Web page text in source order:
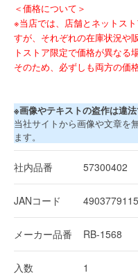
＜価格について＞
※当店では、店舗とネットス
すが、それぞれの在庫状況や
トストア限定で価格が異なる
そのため、必ずしも両方の価
※画像やテキストの盗作は違
当社サイトから画像や文章を
ます。
社内品番 57300402
JANコード
メーカー品番 RB-1568
入数 1